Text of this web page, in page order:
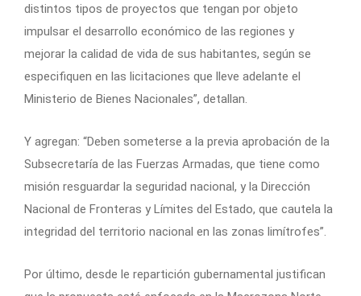
distintos tipos de proyectos que tengan por objeto
impulsar el desarrollo económico de las regiones y
mejorar la calidad de vida de sus habitantes, según se
especifiquen en las licitaciones que lleve adelante el
Ministerio de Bienes Nacionales”, detallan.
Y agregan: “Deben someterse a la previa aprobación de la
Subsecretaría de las Fuerzas Armadas, que tiene como
misión resguardar la seguridad nacional, y la Dirección
Nacional de Fronteras y Límites del Estado, que cautela la
integridad del territorio nacional en las zonas limítrofes”.
Por último, desde le repartición gubernamental justifican